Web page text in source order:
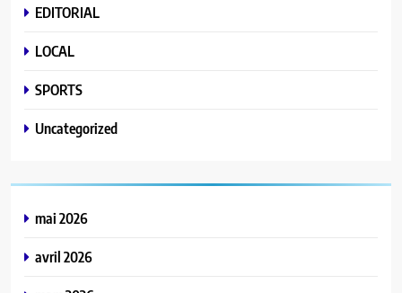
EDITORIAL
LOCAL
SPORTS
Uncategorized
mai 2026
avril 2026